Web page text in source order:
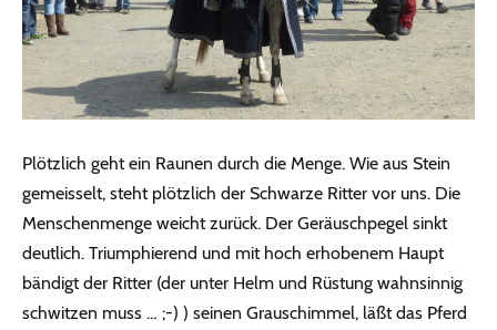
Plötzlich geht ein Raunen durch die Menge. Wie aus Stein
gemeisselt, steht plötzlich der Schwarze Ritter vor uns. Die
Menschenmenge weicht zurück. Der Geräuschpegel sinkt
deutlich. Triumphierend und mit hoch erhobenem Haupt
bändigt der Ritter (der unter Helm und Rüstung wahnsinnig
schwitzen muss … ;-) ) seinen Grauschimmel, läßt das Pferd